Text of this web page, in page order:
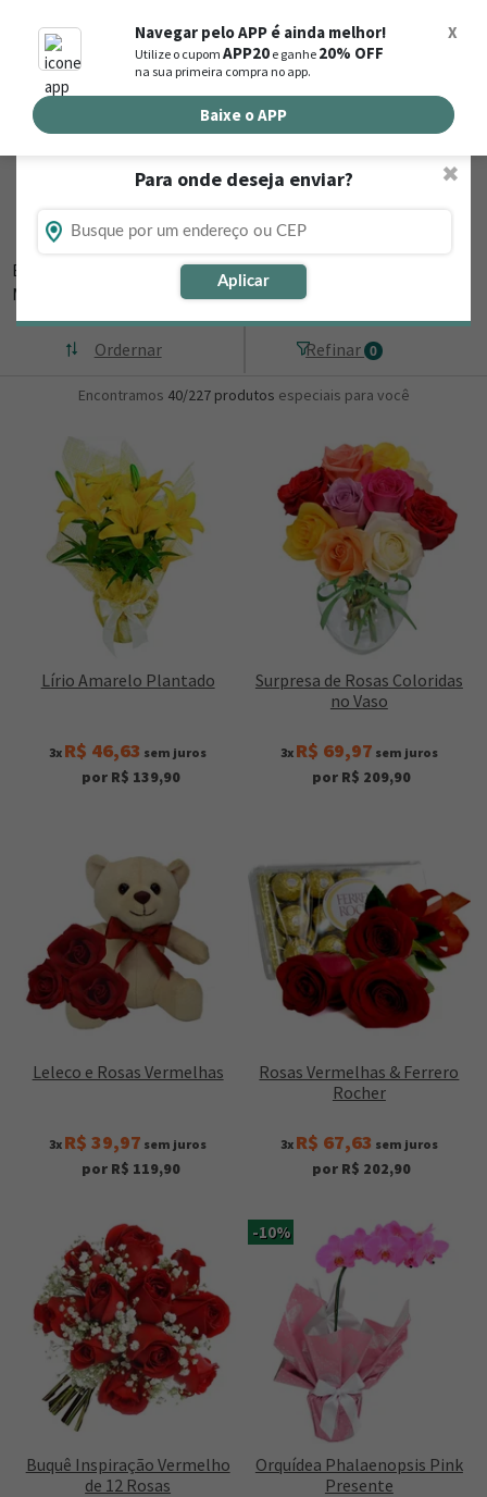
Navegar pelo APP é ainda melhor!
Utilize o cupomAPP20 e ganhe 20% OFF
na sua primeira compra no app.
X
Baixe o APP
Busca de produtos
Buscar por endereço de entrega
Para onde deseja enviar?
Aplicar
✖
Flores, Cestas e Presentes em São
Joaquim de Bicas - MG
Está procurando loja de presente online em São Joaquim de Bicas -
MG? Então,
Refinar 0
Ordernar
Encontramos 40/227 produtos especiais para você
Lírio Amarelo Plantado
3x R$ 46,63 sem juros
por R$ 139,90
Surpresa de Rosas Coloridas
no Vaso
3x R$ 69,97 sem juros
por R$ 209,90
Leleco e Rosas Vermelhas
3x R$ 39,97 sem juros
por R$ 119,90
Rosas Vermelhas & Ferrero
Rocher
3x R$ 67,63 sem juros
por R$ 202,90
Buquê Inspiração Vermelho
de 12 Rosas
-10%
Orquídea Phalaenopsis Pink
Presente